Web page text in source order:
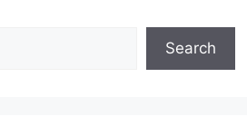
Search